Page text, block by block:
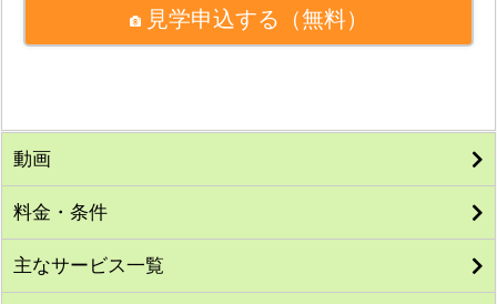
見学申込する （無料）
動画
料金・条件
主なサービス一覧